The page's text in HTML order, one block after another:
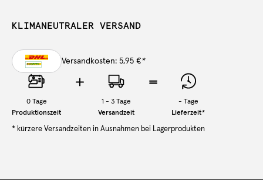
KLIMANEUTRALER VERSAND
Versandkosten: 5,95 €*
0Tage
Produktionszeit
1 - 3 Tage
Versandzeit
- Tage
Lieferzeit*
* kürzere Versandzeiten in Ausnahmen bei Lagerprodukten